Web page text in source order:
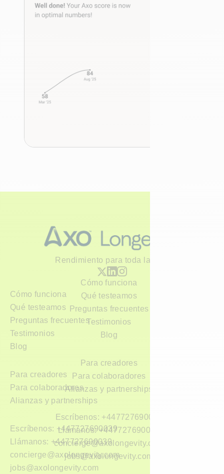
Rendimiento para toda la vida
Cómo funciona
Cómo funciona
Qué testeamos
Qué testeamos
Preguntas frecuentes
Preguntas frecuentesTestimonios
Testimonios
Blog
Blog
Para creadores
Para creadores
Para colaboradores
Para colaboradoresAlianzas y partnerships
Alianzas y partnerships
Escríbenos: +447727690039
Escríbenos: +447727690039
Llámanos: +447727690039
Llámanos: +447727690039
concierge@axolongevity.com
concierge@axolongevity.com
jobs@axolongevity.com
jobs@axolongevity.com